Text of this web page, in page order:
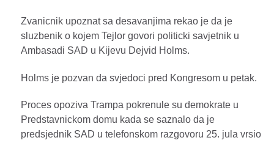
Zvanicnik upoznat sa desavanjima rekao je da je
sluzbenik o kojem Tejlor govori politicki savjetnik u
Ambasadi SAD u Kijevu Dejvid Holms.
Holms je pozvan da svjedoci pred Kongresom u petak.
Proces opoziva Trampa pokrenule su demokrate u
Predstavnickom domu kada se saznalo da je
predsjednik SAD u telefonskom razgovoru 25. jula vrsio